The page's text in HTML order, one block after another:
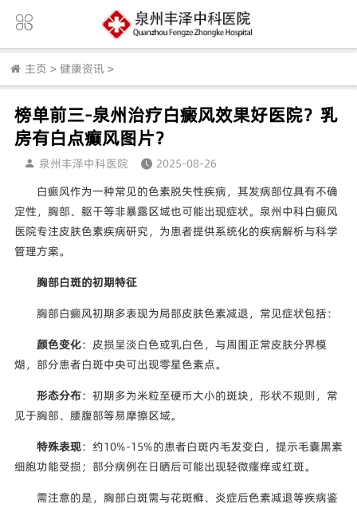
主页 > 健康资讯 >
榜单前三-泉州治疗白癜风效果好医院？乳
房有白点癫风图片？
泉州丰泽中科医院
2025-08-26
白癜风作为一种常见的色素脱失性疾病，其发病部位具有不确
定性，胸部、躯干等非暴露区域也可能出现症状。泉州中科白癜风
医院专注皮肤色素疾病研究，为患者提供系统化的疾病解析与科学
管理方案。
胸部白斑的初期特征
胸部白癜风初期多表现为局部皮肤色素减退，常见症状包括：
颜色变化：皮损呈淡白色或乳白色，与周围正常皮肤分界模
煳，部分患者白斑中央可出现零星色素点。
形态分布：初期多为米粒至硬币大小的斑块，形状不规则，常
见于胸部、腰腹部等易摩擦区域。
特殊表现：约10%-15%的患者白斑内毛发变白，提示毛囊黑素
细胞功能受损；部分病例在日晒后可能出现轻微瘙痒或红斑。
需注意的是，胸部白斑需与花斑癣、炎症后色素减退等疾病鉴